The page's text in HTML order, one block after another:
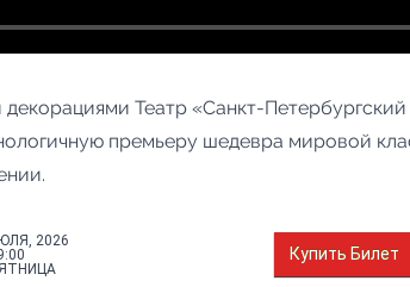
Театр «Санкт-
премьеру шедевра мировой
2026
Купить Билет